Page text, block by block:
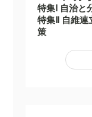
特集Ⅰ 自治と
特集Ⅱ 自維
策